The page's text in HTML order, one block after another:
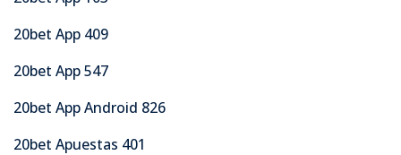
20bet App 409
20bet App 547
20bet App Android 826
20bet Apuestas 401